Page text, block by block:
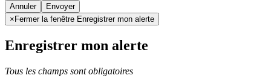
Annuler
× Fermer la fenêtre Enregistrer mon alerte
Enregistrer mon alerte
Tous les champs sont obligatoires